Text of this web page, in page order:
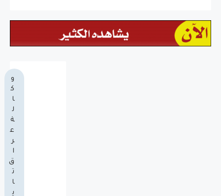
و
ك
ا
ل
ة
ع
ر
ا
ق
ت
ا
ي